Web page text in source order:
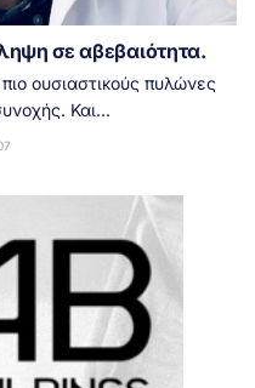
σε αβεβαιότητα.
ουσιαστικούς πυλώνες
Και...